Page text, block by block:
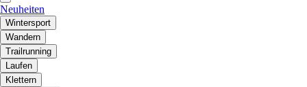
Neuheiten
Wintersport
Wandern
Trailrunning
Laufen
Klettern